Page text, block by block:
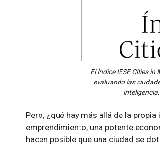
El Índice IESE Cities
evaluando las
Pero, ¿qué hay más allá de la
emprendimiento, una potente
hacen posible que una ciudad se